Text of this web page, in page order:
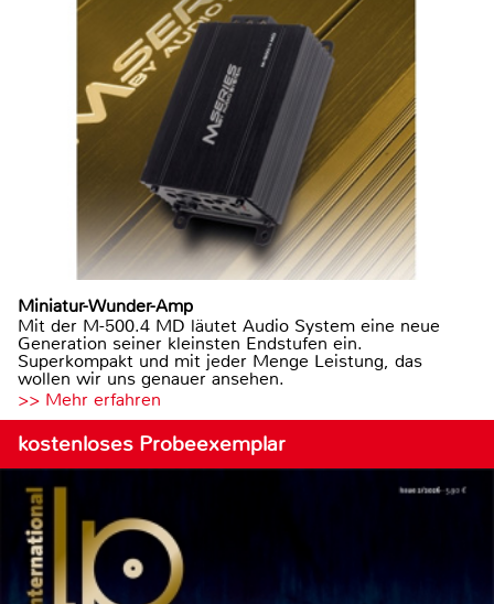
Miniatur-Wunder-Amp
Mit der M-500.4 MD läutet Audio System eine neue
Generation seiner kleinsten Endstufen ein.
Superkompakt und mit jeder Menge Leistung, das
wollen wir uns genauer ansehen.
>> Mehr erfahren
kostenloses Probeexemplar